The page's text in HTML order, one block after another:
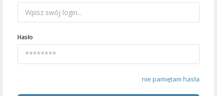
Hasło
nie pamiętam hasła